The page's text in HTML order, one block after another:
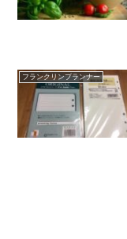
フランクリンプランナー